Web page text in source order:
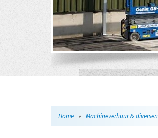
Home » Machineverhuur & diversen